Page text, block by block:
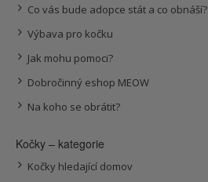
Co vás bude adopce stát a co obnáší?
Výbava pro kočku
Jak mohu pomoci?
Dobročinný eshop MEOW
Na koho se obrátit?
Kočky – kategorie
Kočky hledající domov